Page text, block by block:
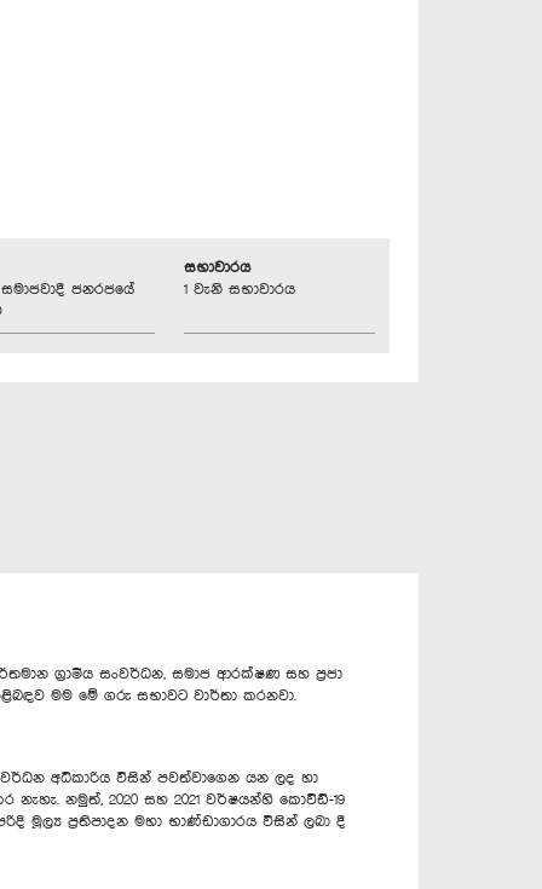
සමාජවාදී ජනරජයේ
සභාවාරය
1 වැනි සභාවාරය
ග්‍රාමීය සංවර්ධන, සමාජ ආරක්ෂණ සහ ප්‍රජා
මම මේ ගරු සභාවට වාර්තා කරනවා.
අධිකාරිය විසින් පවත්වාගෙන යන ලද හා
නමුත්, 2020 සහ 2021 වර්ෂයන්හි කොවිඩ්-19
මූල්‍ය ප්‍රතිපාදන මහා භාණ්ඩාගාරය විසින් ලබා දී